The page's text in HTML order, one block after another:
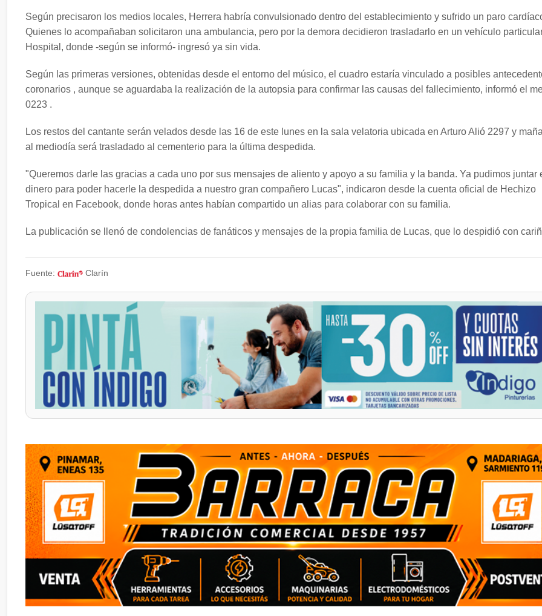
Según precisaron los medios locales, Herrera habría convulsionado dentro del establecimiento y sufrido un paro
Quienes lo acompañaban solicitaron una ambulancia, pero por la demora decidieron trasladarlo en un vehículo
Hospital, donde -según se informó- ingresó ya sin vida.
Según las primeras versiones, obtenidas desde el entorno del músico, el cuadro estaría vinculado a posibles
coronarios , aunque se aguardaba la realización de la autopsia para confirmar las causas del fallecimiento, informó el
0223 .
Los restos del cantante serán velados desde las 16 de este lunes en la sala velatoria ubicada en Arturo Alió 2297 y
al mediodía será trasladado al cementerio para la última despedida.
"Queremos darle las gracias a cada uno por sus mensajes de aliento y apoyo a su familia y la banda. Ya pudimos juntar
dinero para poder hacerle la despedida a nuestro gran compañero Lucas", indicaron desde la cuenta oficial de Hechizo
Tropical en Facebook, donde horas antes habían compartido un alias para colaborar con su familia.
La publicación se llenó de condolencias de fanáticos y mensajes de la propia familia de Lucas, que lo despidió con
Fuente: Clarín